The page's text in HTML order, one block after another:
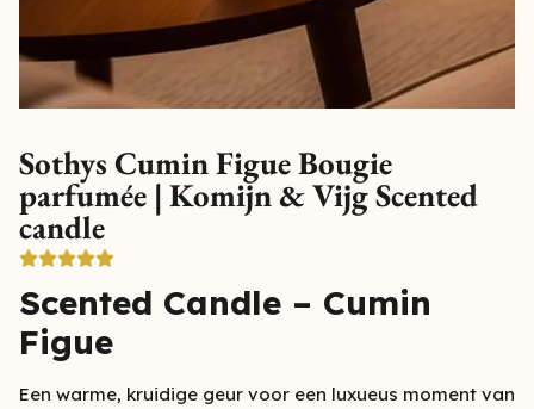
Sothys Cumin Figue Bougie
parfumée | Komijn & Vijg Scented
candle
Scented Candle – Cumin
Figue
Een warme, kruidige geur voor een luxueus moment van